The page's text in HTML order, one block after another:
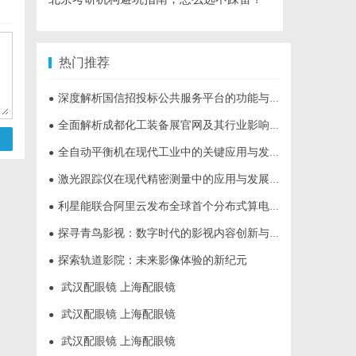
热门推荐
● 深度解析国信招投标公共服务平台的功能与优势
● 全面解析成都化工装备展官网及其行业影响力
● 全自动平衡机在现代工业中的关键应用与发展趋势解析
● 激光跟踪仪在现代精密测量中的应用与发展趋势
● 利星能联合阿里云发布全球首个分布式算电协同解决方案
● 探寻青鸟影视：数字时代的影视内容创新与发展趋势揭秘
● 探索轨道影院：未来影像体验的新纪元
● 武汉配眼镜 上海配眼镜
● 武汉配眼镜 上海配眼镜
● 武汉配眼镜 上海配眼镜